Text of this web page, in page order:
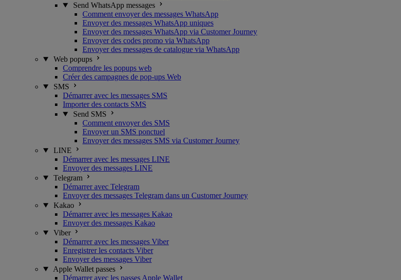
Send WhatsApp messages
Comment envoyer des messages WhatsApp
Envoyer des messages WhatsApp uniques
Envoyer des messages WhatsApp via Customer Journey
Envoyer des codes promo via WhatsApp
Envoyer des messages de catalogue via WhatsApp
Web popups
Comprendre les popups web
Créer des campagnes de pop-ups Web
SMS
Démarrer avec les messages SMS
Importer des contacts SMS
Send SMS
Comment envoyer des SMS
Envoyer un SMS ponctuel
Envoyer des messages SMS via Customer Journey
LINE
Démarrer avec les messages LINE
Envoyer des messages LINE
Telegram
Démarrer avec Telegram
Envoyer des messages Telegram dans un Customer Journey
Kakao
Démarrer avec les messages Kakao
Envoyer des messages Kakao
Viber
Démarrer avec les messages Viber
Enregistrer les contacts Viber
Envoyer des messages Viber
Apple Wallet passes
Démarrer avec les passes Apple Wallet